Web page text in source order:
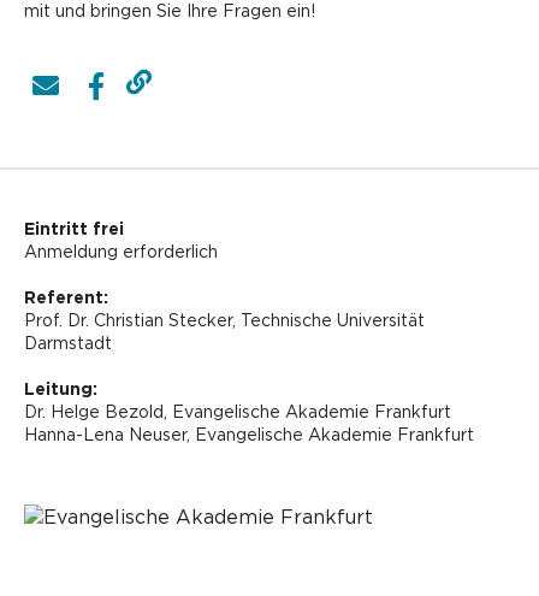
mit und bringen Sie Ihre Fragen ein!
Eintritt frei
Anmeldung erforderlich
Referent:
Prof. Dr. Christian Stecker, Technische Universität
Darmstadt
Leitung:
Dr. Helge Bezold, Evangelische Akademie Frankfurt
Hanna-Lena Neuser, Evangelische Akademie Frankfurt